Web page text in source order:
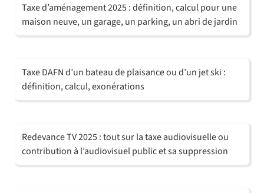
Taxe d’aménagement 2025 : définition, calcul pour une
maison neuve, un garage, un parking, un abri de jardin
Taxe DAFN d’un bateau de plaisance ou d’un jet ski :
définition, calcul, exonérations
Redevance TV 2025 : tout sur la taxe audiovisuelle ou
contribution à l’audiovisuel public et sa suppression